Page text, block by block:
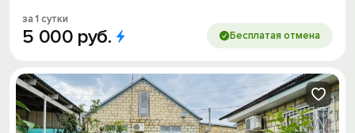
за 1 сутки
5 000 руб. Бесплатая отмена